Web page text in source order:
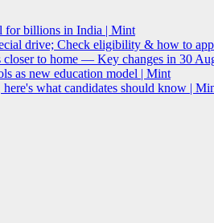
for billions in India | Mint
drive; Check eligibility & how to
to home — Key changes in 30
as new education model | Mint
what candidates should know |